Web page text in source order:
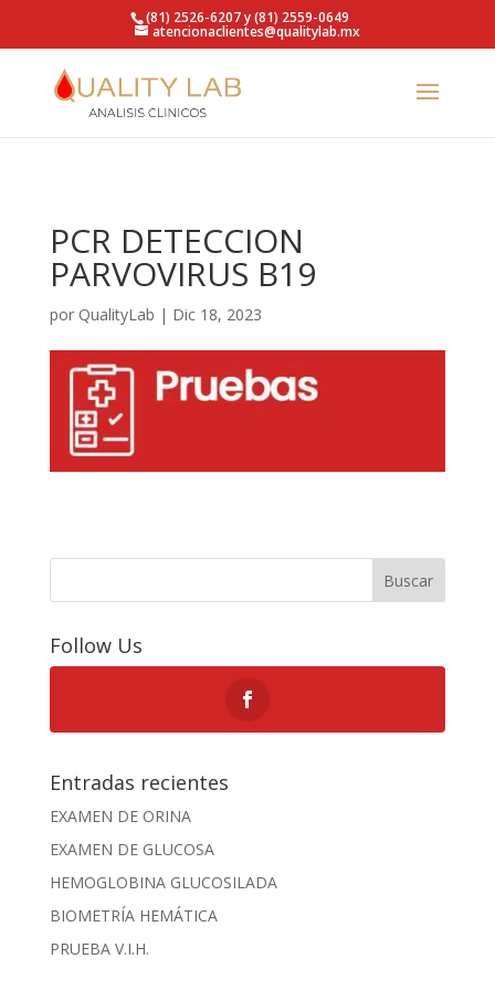
https://qualitylab.mx/(81) 2526-6207 y (81) 2559-0649
atencionaclientes@qualitylab.mx
PCR DETECCION
PARVOVIRUS B19
por QualityLab | Dic 18, 2023
Buscar
Follow Us
Entradas recientes
EXAMEN DE ORINA
EXAMEN DE GLUCOSA
HEMOGLOBINA GLUCOSILADA
BIOMETRÍA HEMÁTICA
PRUEBA V.I.H.